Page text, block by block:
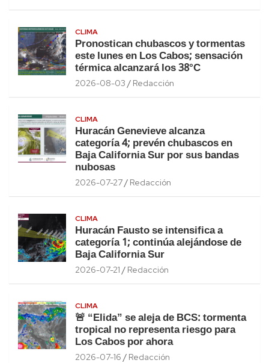
CLIMA
Pronostican chubascos y tormentas
este lunes en Los Cabos; sensación
térmica alcanzará los 38°C
2026-08-03 Redacción
CLIMA
Huracán Genevieve alcanza
categoría 4; prevén chubascos en
Baja California Sur por sus bandas
nubosas
2026-07-27 Redacción
CLIMA
Huracán Fausto se intensifica a
categoría 1; continúa alejándose de
Baja California Sur
2026-07-21 Redacción
CLIMA
🚨 “Elida” se aleja de BCS: tormenta
tropical no representa riesgo para
Los Cabos por ahora
2026-07-16 Redacción